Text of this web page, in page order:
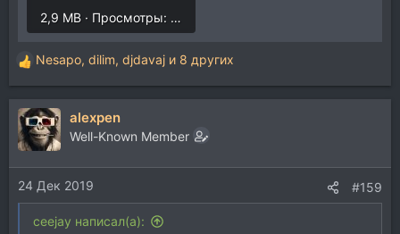
2,9 MB · Просмотры: 3.736
Р
е
а
к
ц
и
и
:
Nesapo, dilim, djdavaj и 8 других
alexpen
Well-Known Member
24 Дек 2019 #159
ceejay написал(а):